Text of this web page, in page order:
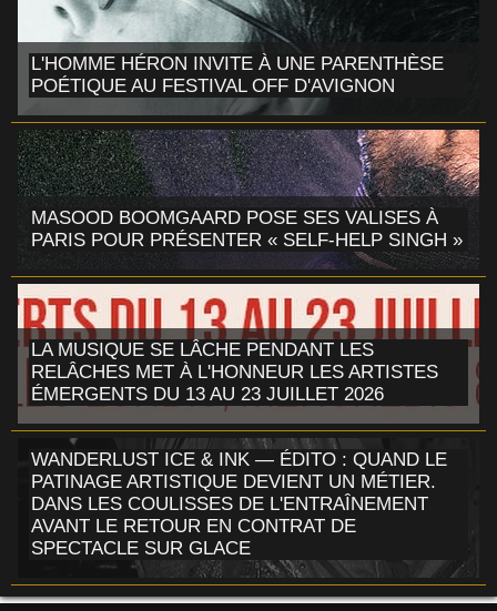
L'HOMME HÉRON INVITE À UNE PARENTHÈSE
POÉTIQUE AU FESTIVAL OFF D'AVIGNON
MASOOD BOOMGAARD POSE SES VALISES À
PARIS POUR PRÉSENTER « SELF-HELP SINGH »
LA MUSIQUE SE LÂCHE PENDANT LES
RELÂCHES MET À L'HONNEUR LES ARTISTES
ÉMERGENTS DU 13 AU 23 JUILLET 2026
WANDERLUST ICE & INK — ÉDITO : QUAND LE
PATINAGE ARTISTIQUE DEVIENT UN MÉTIER.
DANS LES COULISSES DE L'ENTRAÎNEMENT
AVANT LE RETOUR EN CONTRAT DE
SPECTACLE SUR GLACE